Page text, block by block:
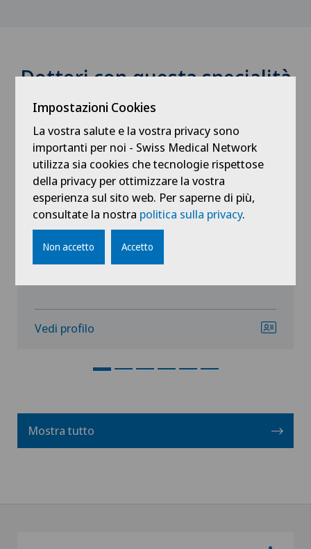
Dottori con questa specialità
Clinica Sant'Anna
Dr. med. Gianluca Fetz
Specializzazione
Radiologia
Vedi profilo
Mostra tutto
Impostazioni Cookies
La vostra salute e la vostra privacy sono
importanti per noi - Swiss Medical Network
utilizza sia cookies che tecnologie rispettose
della privacy per ottimizzare la vostra
esperienza sul sito web. Per saperne di più,
consultate la nostra politica sulla privacy.
Non accetto Accetto